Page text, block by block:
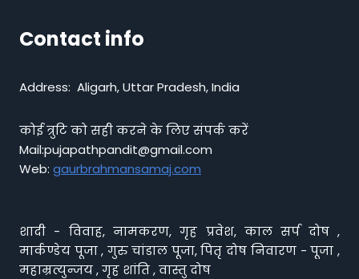
Contact info
Address: Aligarh, Uttar Pradesh, India
कोई त्रुटि को सही करने के लिए संपर्क करें
Mail:pujapathpandit@gmail.com
Web: gaurbrahmansamaj.com
शादी - विवाह, नामकरण, गृह प्रवेश, काल सर्प दोष ,
मार्कण्डेय पूजा , गुरु चांडाल पूजा, पितृ दोष निवारण - पूजा ,
महाम्रत्युन्जय , गृह शांति , वास्तु दोष